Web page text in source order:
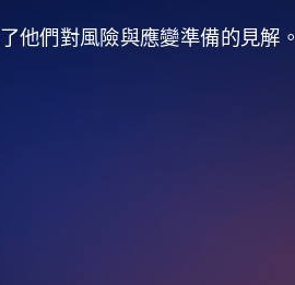
他們對風險與應變準備的見解。